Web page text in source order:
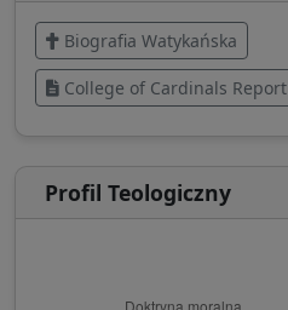
Biografia Watykańska
College of Cardinals Report
Profil Teologiczny